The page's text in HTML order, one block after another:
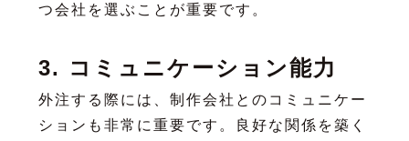
つ会社を選ぶことが重要です。
3. コミュニケーション能力
外注する際には、制作会社とのコミュニケー
ションも非常に重要です。良好な関係を築く